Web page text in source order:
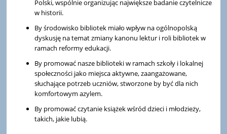
Polski, wspólnie organizując największe badanie czytelnicze
w historii.
By środowisko bibliotek miało wpływ na ogólnopolską
dyskusję na temat zmiany kanonu lektur i roli bibliotek w
ramach reformy edukacji.
By promować nasze biblioteki w ramach szkoły i lokalnej
społeczności jako miejsca aktywne, zaangażowane,
słuchające potrzeb uczniów, stworzone by być dla nich
komfortowym azylem.
By promować czytanie książek wśród dzieci i młodzieży,
takich, jakie lubią.